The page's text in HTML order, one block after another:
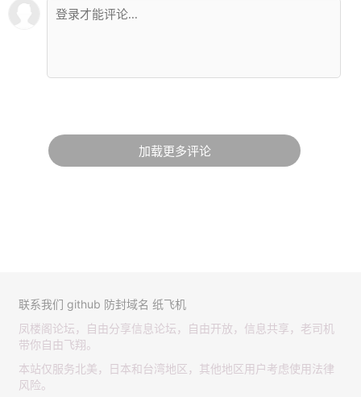
加载更多评论
联系我们 github 防封域名 纸飞机
凤楼阁论坛，自由分享信息论坛，自由开放，信息共享，老司机
带你自由飞翔。
本站仅服务北美，日本和台湾地区，其他地区用户考虑使用法律
风险。